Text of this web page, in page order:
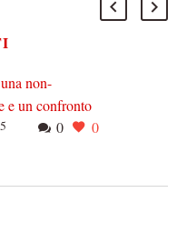
non-
e un confronto
da
0 0